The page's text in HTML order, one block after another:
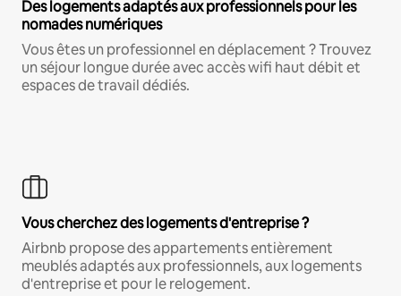
Des logements adaptés aux professionnels pour les
nomades numériques
Vous êtes un professionnel en déplacement ? Trouvez
un séjour longue durée avec accès wifi haut débit et
espaces de travail dédiés.
Vous cherchez des logements d'entreprise ?
Airbnb propose des appartements entièrement
meublés adaptés aux professionnels, aux logements
d'entreprise et pour le relogement.